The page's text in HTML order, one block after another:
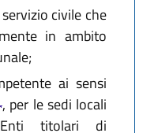
civile che
in ambito
ai sensi
, per le sedi locali
titolari di